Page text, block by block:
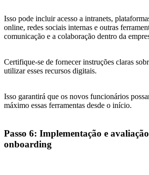
Isso pode incluir acesso a intranets,
online, redes sociais internas e outras
comunicação e a colaboração dentro da
Certifique-se de fornecer instruções claras
utilizar esses recursos digitais.
Isso garantirá que os novos funcionários
máximo essas ferramentas desde o início.
Passo 6: Implementação e
onboarding